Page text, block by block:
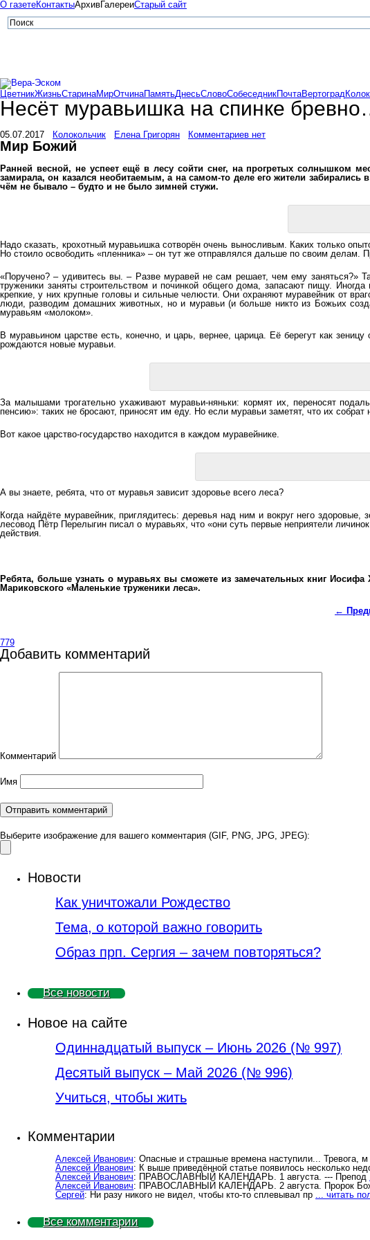
О газетеКонтактыАрхивГалереиСтарый сайт
ЦветникЖизньСтаринаМирОтчинаПамятьДнесьСловоСобеседникПочтаВертоград
Несёт муравьишка на спинке
05.07.2017 Колокольчик Елена Григорян Комментариев нет
Мир Божий
Ранней весной, не успеет ещё в лесу сойти снег, на прогретых солнышком
замирала, он казался необитаемым, а на самом-то деле его жители
чём не бывало – будто и не было зимней стужи.
Надо сказать, крохотный муравьишка сотворён очень выносливым. Каких только
Но стоило освободить «пленника» – он тут же отправлялся дальше по своим делам.
«Поручено? – удивитесь вы. – Разве муравей не сам решает, чем ему заняться?»
труженики заняты строительством и починкой общего дома, запасают пищу.
крепкие, у них крупные головы и сильные челюсти. Они охраняют муравейник от
люди, разводим домашних животных, но и муравьи (и больше никто из Божьих
муравьям «молоком».
В муравьином царстве есть, конечно, и царь, вернее, царица. Её берегут как
рождаются новые муравьи.
За малышами трогательно ухаживают муравьи-няньки: кормят их, переносят
пенсию»: таких не бросают, приносят им еду. Но если муравьи заметят, что их
Вот какое царство-государство находится в каждом муравейнике.
А вы знаете, ребята, что от муравья зависит здоровье всего леса?
Когда найдёте муравейник, приглядитесь: деревья над ним и вокруг него
лесовод Пётр Перелыгин писал о муравьях, что «они суть первые неприятели
действия.
Ребята, больше узнать о муравьях вы сможете из замечательных книг
Мариковского «Маленькие труженики леса».
←
779
Добавить комментарий
Комментарий
Имя
Выберите изображение для вашего комментария (GIF, PNG, JPG, JPEG):
Новости
Как уничтожали Рождество
Тема, о которой важно говорить
Образ прп. Сергия – зачем повторяться?
Все новости
Новое на сайте
Одиннадцатый выпуск – Июнь 2026 (№ 997)
Деcятый выпуск – Май 2026 (№ 996)
Учиться, чтобы жить
Комментарии
Алексей Иванович: Опасные и страшные времена наступили... Тревога, м
Алексей Иванович: К выше приведённой статье появилось несколько
Алексей Иванович: ПРАВОСЛАВНЫЙ КАЛЕНДАРЬ. 1 августа. --- Препод
Алексей Иванович: ПРАВОСЛАВНЫЙ КАЛЕНДАРЬ. 2 августа. Пророк
Сергей: Ни разу никого не видел, чтобы кто-то сплевывал пр ... читать
Все комментарии